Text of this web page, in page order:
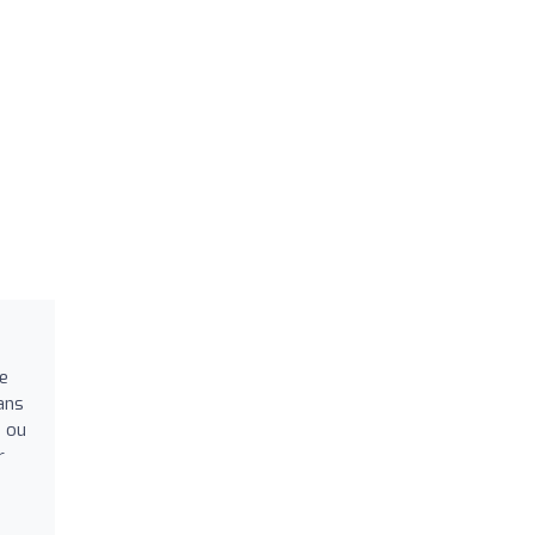
ou